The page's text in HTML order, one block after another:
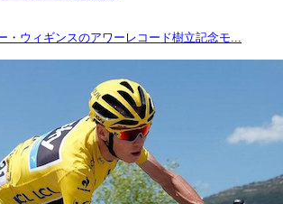
・ウィギンスのアワーレコード樹立記念モ...